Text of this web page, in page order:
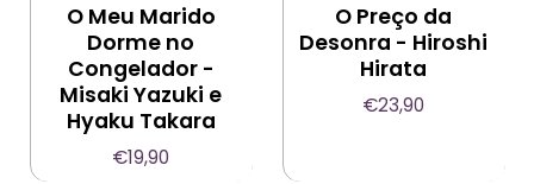
O Meu Marido
Dorme no
Congelador -
Misaki Yazuki e
Hyaku Takara
€19,90
O Preço da
Desonra - Hiroshi
Hirata
€23,90